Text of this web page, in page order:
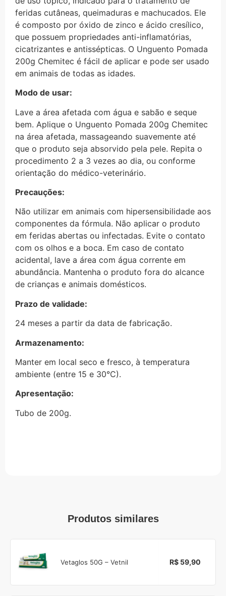
feridas cutâneas, queimaduras e machucados. Ele
é composto por óxido de zinco e ácido cresílico,
que possuem propriedades anti-inflamatórias,
cicatrizantes e antissépticas. O Unguento Pomada
200g Chemitec é fácil de aplicar e pode ser usado
em animais de todas as idades.
Modo de usar:
Lave a área afetada com água e sabão e seque
bem. Aplique o Unguento Pomada 200g Chemitec
na área afetada, massageando suavemente até
que o produto seja absorvido pela pele. Repita o
procedimento 2 a 3 vezes ao dia, ou conforme
orientação do médico-veterinário.
Precauções:
Não utilizar em animais com hipersensibilidade aos
componentes da fórmula. Não aplicar o produto
em feridas abertas ou infectadas. Evite o contato
com os olhos e a boca. Em caso de contato
acidental, lave a área com água corrente em
abundância. Mantenha o produto fora do alcance
de crianças e animais domésticos.
Prazo de validade:
24 meses a partir da data de fabricação.
Armazenamento:
Manter em local seco e fresco, à temperatura
ambiente (entre 15 e 30°C).
Apresentação:
Tubo de 200g.
Produtos similares
Vetaglos 50G – Vetnil R$ 59,90